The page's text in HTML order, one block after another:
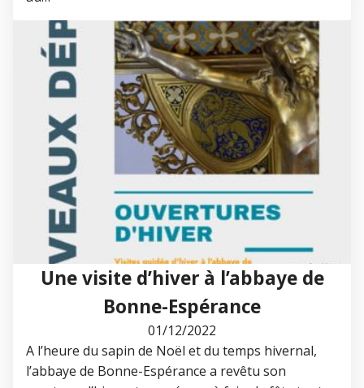
Une visite d’hiver à l’abbaye de
Bonne-Espérance
01/12/2022
A l’heure du sapin de Noël et du temps hivernal,
l’abbaye de Bonne-Espérance a revêtu son